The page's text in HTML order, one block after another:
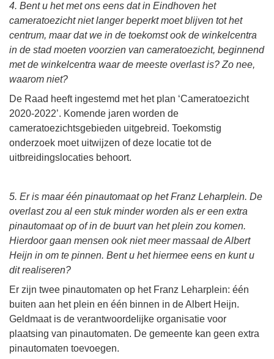
4. Bent u het met ons eens dat in Eindhoven het
cameratoezicht niet langer beperkt moet blijven tot het
centrum, maar dat we in de toekomst ook de winkelcentra
in de stad moeten voorzien van cameratoezicht, beginnend
met de winkelcentra waar de meeste overlast is? Zo nee,
waarom niet?
De Raad heeft ingestemd met het plan ‘Cameratoezicht
2020-2022’. Komende jaren worden de
cameratoezichtsgebieden uitgebreid. Toekomstig
onderzoek moet uitwijzen of deze locatie tot de
uitbreidingslocaties behoort.
5. Er is maar één pinautomaat op het Franz Leharplein. De
overlast zou al een stuk minder worden als er een extra
pinautomaat op of in de buurt van het plein zou komen.
Hierdoor gaan mensen ook niet meer massaal de Albert
Heijn in om te pinnen. Bent u het hiermee eens en kunt u
dit realiseren?
Er zijn twee pinautomaten op het Franz Leharplein: één
buiten aan het plein en één binnen in de Albert Heijn.
Geldmaat is de verantwoordelijke organisatie voor
plaatsing van pinautomaten. De gemeente kan geen extra
pinautomaten toevoegen.